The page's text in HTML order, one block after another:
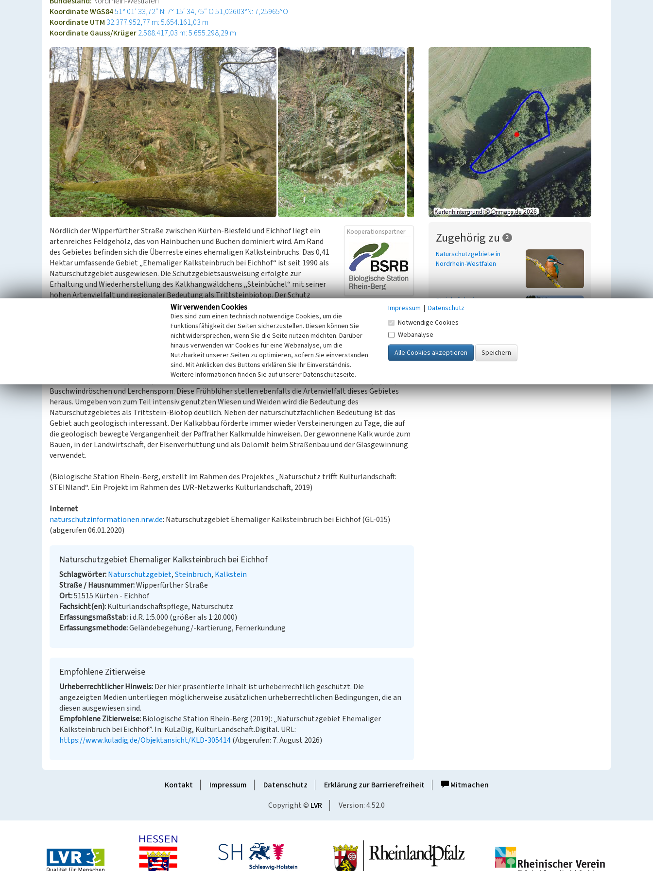
Koordinate WGS8451° 01′ 33,72″ N: 7° 15′ 34,75″ O51,02603°N: 7,25965°O
Koordinate UTM 32.377.952,77 m: 5.654.161,03 m
Koordinate Gauss/Krüger2.588.417,03 m: 5.655.298,29 m
Kooperationspartner
Nördlich der Wipperfürther Straße zwischen Kürten-Biesfeld und Eichhof liegt ein
artenreiches Feldgehölz, das von Hainbuchen und Buchen dominiert wird. Am Rand
des Gebietes befinden sich die Überreste eines ehemaligen Kalksteinbruchs. Das 0,41
Hektar umfassende Gebiet „Ehemaliger Kalksteinbruch bei Eichhof“ ist seit 1990 als
Naturschutzgebiet ausgewiesen. Die Schutzgebietsausweisung erfolgte zur
Erhaltung und Wiederherstellung des Kalkhangwäldchens „Steinbüchel“ mit seiner
hohen Artenvielfalt und regionaler Bedeutung als Trittsteinbiotop. Der Schutz
erfolgt insbesondere wegen des Lerchenspornvorkommens.
Die kleine südostexponierte Steinwand im Kalksteinbruch ist von Efeu und Moosen überwachsen, sodass der
ursprüngliche Kalkabbau auf den ersten Blick nicht mehr zu erkennen ist. In den Ritzen und Lücken des
Kalkfelsen haben sich Farne und Moose angesiedelt. Basenreiche Standorte sind in der Region eher selten
anzutreffen. Daher ist die an diesen Standort angepasste Farn- und Moosflora von regionaler Bedeutung.
Buschwindröschen und Lerchensporn. Diese Frühblüher stellen ebenfalls die Artenvielfalt dieses Gebietes
heraus. Umgeben von zum Teil intensiv genutzten Wiesen und Weiden wird die Bedeutung des
Naturschutzgebietes als Trittstein-Biotop deutlich. Neben der naturschutzfachlichen Bedeutung ist das
Gebiet auch geologisch interessant. Der Kalkabbau förderte immer wieder Versteinerungen zu Tage, die auf
die geologisch bewegte Vergangenheit der Paffrather Kalkmulde hinweisen. Der gewonnene Kalk wurde zum
Bauen, in der Landwirtschaft, der Eisenverhüttung und als Dolomit beim Straßenbau und der Glasgewinnung
verwendet.
(Biologische Station Rhein-Berg, erstellt im Rahmen des Projektes „Naturschutz trifft Kulturlandschaft:
STEINland“. Ein Projekt im Rahmen des LVR-Netzwerks Kulturlandschaft, 2019)
Internet
naturschutzinformationen.nrw.de: Naturschutzgebiet Ehemaliger Kalksteinbruch bei Eichhof (GL-015)
(abgerufen 06.01.2020)
Naturschutzgebiet Ehemaliger Kalksteinbruch bei Eichhof
Schlagwörter Naturschutzgebiet Steinbruch Kalkstein
Straße / Hausnummer Wipperfürther Straße
Ort 51515 Kürten - Eichhof
Fachsicht(en) Kulturlandschaftspflege, Naturschutz
Erfassungsmaßstab i.d.R. 1:5.000 (größer als 1:20.000)
Erfassungsmethode Geländebegehung/-kartierung, Fernerkundung
Empfohlene Zitierweise
Urheberrechtlicher Hinweis Der hier präsentierte Inhalt ist urheberrechtlich geschützt. Die
angezeigten Medien unterliegen möglicherweise zusätzlichen urheberrechtlichen Bedingungen, die an
diesen ausgewiesen sind.
Empfohlene Zitierweise Biologische Station Rhein-Berg (2019): „Naturschutzgebiet Ehemaliger
Kalksteinbruch bei Eichhof”. In: KuLaDig, Kultur.Landschaft.Digital. URL:
https://www.kuladig.de/Objektansicht/KLD-305414(Abgerufen: 7. August 2026)
Zugehörig zu 2
Naturschutzgebiete in
Nordrhein-Westfalen
Steinbrüche im
Oberbergischen und
Rheinisch-Bergischen Kreis
Kontakt Impressum Datenschutz Erklärung zur Barrierefreiheit
Mitmachen
Copyright © LVR Version: 4.52.0
Wir verwenden Cookies
Dies sind zum einen technisch notwendige Cookies, um die
Funktionsfähigkeit der Seiten sicherzustellen. Diesen können Sie
nicht widersprechen, wenn Sie die Seite nutzen möchten. Darüber
hinaus verwenden wir Cookies für eine Webanalyse, um die
Nutzbarkeit unserer Seiten zu optimieren, sofern Sie einverstanden
sind. Mit Anklicken des Buttons erklären Sie Ihr Einverständnis.
Weitere Informationen finden Sie auf unserer Datenschutzseite.
Impressum | Datenschutz
Notwendige Cookies
Webanalyse